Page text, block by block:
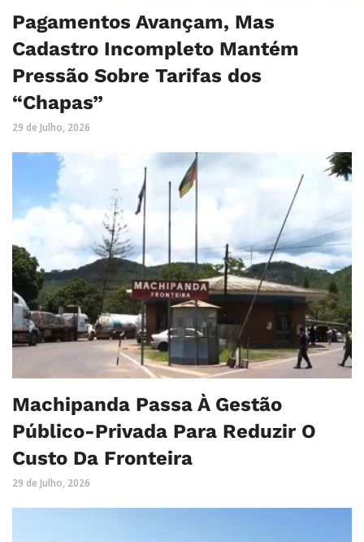
Pagamentos Avançam, Mas
Cadastro Incompleto Mantém
Pressão Sobre Tarifas dos
“Chapas”
29 de Julho, 2026
Machipanda Passa À Gestão
Público-Privada Para Reduzir O
Custo Da Fronteira
29 de Julho, 2026